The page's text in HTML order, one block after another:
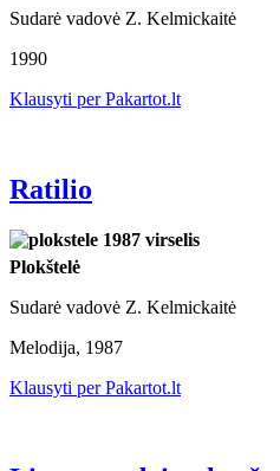
Sudarė vadovė Z. Kelmickaitė
1990
Klausyti per Pakartot.lt
Ratilio
Plokštelė
Sudarė vadovė Z. Kelmickaitė
Melodija, 1987
Klausyti per Pakartot.lt